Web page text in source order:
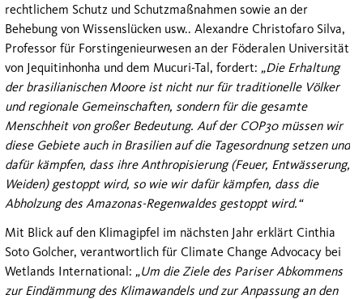
rechtlichem Schutz und Schutzmaßnahmen sowie an der
Behebung von Wissenslücken usw.. Alexandre Christofaro Silva,
Professor für Forstingenieurwesen an der Föderalen Universität
von Jequitinhonha und dem Mucuri-Tal, fordert: „Die Erhaltung
der brasilianischen Moore ist nicht nur für traditionelle Völker
und regionale Gemeinschaften, sondern für die gesamte
Menschheit von großer Bedeutung. Auf der COP30 müssen wir
diese Gebiete auch in Brasilien auf die Tagesordnung setzen und
dafür kämpfen, dass ihre Anthropisierung (Feuer, Entwässerung,
Weiden) gestoppt wird, so wie wir dafür kämpfen, dass die
Abholzung des Amazonas-Regenwaldes gestoppt wird.“
Mit Blick auf den Klimagipfel im nächsten Jahr erklärt Cinthia
Soto Golcher, verantwortlich für Climate Change Advocacy bei
Wetlands International: „Um die Ziele des Pariser Abkommens
zur Eindämmung des Klimawandels und zur Anpassung an den